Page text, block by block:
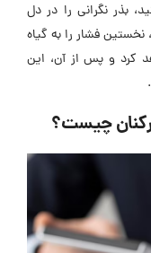
بذر نگرانی را در دل
نخستین فشار را به گیاه
کرد و پس از آن، این
چیست؟